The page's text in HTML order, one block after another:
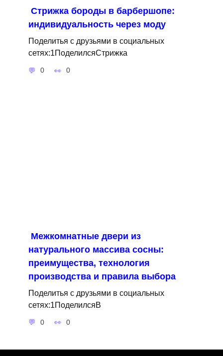
Стрижка бороды в барбершопе:
индивидуальность через моду
Поделитья с друзьями в социальных
сетях:1ПоделилсяСтрижка
0 0
Межкомнатные двери из
натурального массива сосны:
преимущества, технология
производства и правила выбора
Поделитья с друзьями в социальных
сетях:1ПоделилсяВ
0 0